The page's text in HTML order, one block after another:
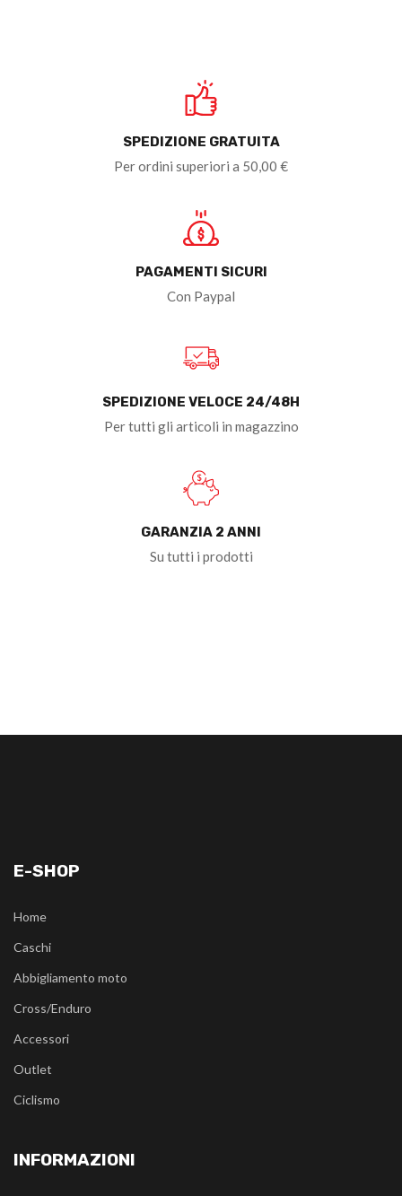
SPEDIZIONE GRATUITA
Per ordini superiori a 50,00 €
PAGAMENTI SICURI
Con Paypal
SPEDIZIONE VELOCE 24/48H
Per tutti gli articoli in magazzino
GARANZIA 2 ANNI
Su tutti i prodotti
E-SHOP
Home
Caschi
Abbigliamento moto
Cross/Enduro
Accessori
Outlet
Ciclismo
INFORMAZIONI